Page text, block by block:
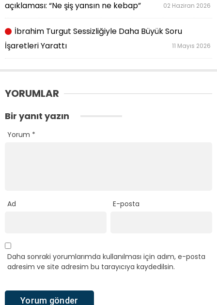
açıklaması: “Ne şiş yansın ne kebap”
02 Haziran 2026
İbrahim Turgut Sessizliğiyle Daha Büyük Soru
İşaretleri Yarattı
11 Mayıs 2026
YORUMLAR
Bir yanıt yazın
Yorum *
Ad E-posta
Daha sonraki yorumlarımda kullanılması için adım, e-posta
adresim ve site adresim bu tarayıcıya kaydedilsin.